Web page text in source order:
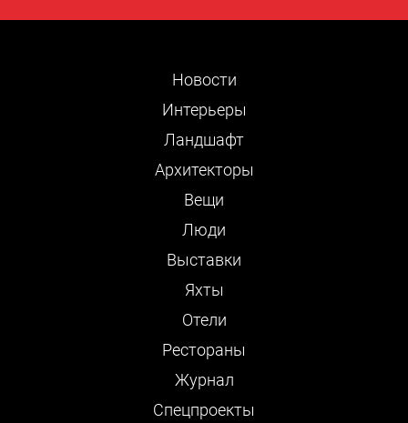
Новости
Интерьеры
Ландшафт
Архитекторы
Вещи
Люди
Выставки
Яхты
Отели
Рестораны
Журнал
Cпецпроекты